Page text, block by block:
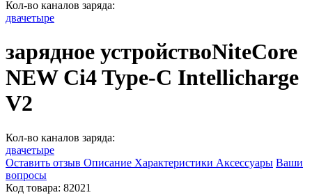
Кол-во каналов заряда:
двачетыре
зарядное устройствоNiteCore
NEW Ci4 Type-C Intellicharge
V2
Кол-во каналов заряда:
двачетыре
Оставить отзыв Описание Характеристики Аксессуары Ваши
вопросы
Код товара: 82021